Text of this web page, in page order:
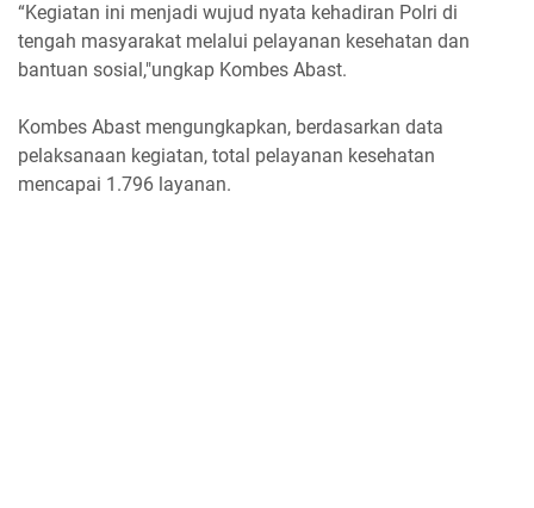
“Kegiatan ini menjadi wujud nyata kehadiran Polri di
tengah masyarakat melalui pelayanan kesehatan dan
bantuan sosial,"ungkap Kombes Abast.
Kombes Abast mengungkapkan, berdasarkan data
pelaksanaan kegiatan, total pelayanan kesehatan
mencapai 1.796 layanan.